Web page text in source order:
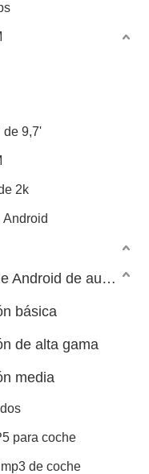
de 9,7'
2k
Reproductor de Android de automóvil 7/9/10 pulgadas
básica
de alta gama
media
para coche
de coche